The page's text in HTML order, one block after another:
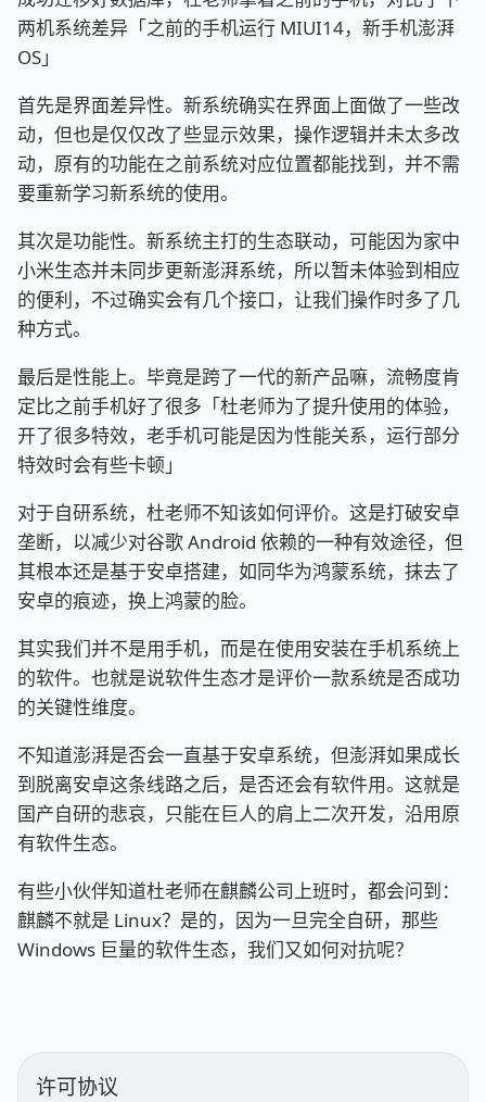
两机系统差异「之前的手机运行 MIUI14，新手机澎湃
OS」
首先是界面差异性。新系统确实在界面上面做了一些改
动，但也是仅仅改了些显示效果，操作逻辑并未太多改
动，原有的功能在之前系统对应位置都能找到，并不需
要重新学习新系统的使用。
其次是功能性。新系统主打的生态联动，可能因为家中
小米生态并未同步更新澎湃系统，所以暂未体验到相应
的便利，不过确实会有几个接口，让我们操作时多了几
种方式。
最后是性能上。毕竟是跨了一代的新产品嘛，流畅度肯
定比之前手机好了很多「杜老师为了提升使用的体验，
开了很多特效，老手机可能是因为性能关系，运行部分
特效时会有些卡顿」
对于自研系统，杜老师不知该如何评价。这是打破安卓
垄断，以减少对谷歌 Android 依赖的一种有效途径，但
其根本还是基于安卓搭建，如同华为鸿蒙系统，抹去了
安卓的痕迹，换上鸿蒙的脸。
其实我们并不是用手机，而是在使用安装在手机系统上
的软件。也就是说软件生态才是评价一款系统是否成功
的关键性维度。
不知道澎湃是否会一直基于安卓系统，但澎湃如果成长
到脱离安卓这条线路之后，是否还会有软件用。这就是
国产自研的悲哀，只能在巨人的肩上二次开发，沿用原
有软件生态。
有些小伙伴知道杜老师在麒麟公司上班时，都会问到：
麒麟不就是 Linux？是的，因为一旦完全自研，那些
Windows 巨量的软件生态，我们又如何对抗呢？
许可协议